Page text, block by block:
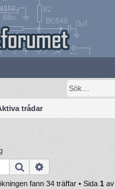
trådar
Sök
fann 34 träffar • Sida 1 av